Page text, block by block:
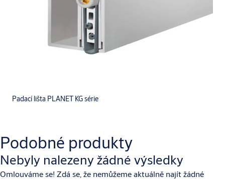
Padací lišta PLANET KG série
Podobné produkty
Nebyly nalezeny žádné výsledky
Omlouváme se! Zdá se, že nemůžeme aktuálně najít žádné